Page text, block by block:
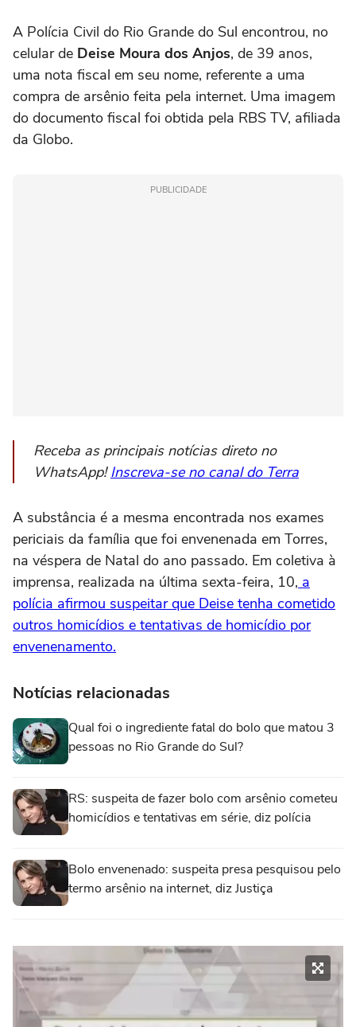
A Polícia Civil do Rio Grande do Sul encontrou, no
celular de Deise Moura dos Anjos, de 39 anos,
uma nota fiscal em seu nome, referente a uma
compra de arsênio feita pela internet. Uma imagem
do documento fiscal foi obtida pela RBS TV, afiliada
da Globo.
PUBLICIDADE
Receba as principais notícias direto no
WhatsApp!Inscreva-se no canal do Terra
A substância é a mesma encontrada nos exames
periciais da família que foi envenenada em Torres,
na véspera de Natal do ano passado. Em coletiva à
imprensa, realizada na última sexta-feira, 10, a
polícia afirmou suspeitar que Deise tenha cometido
outros homicídios e tentativas de homicídio por
envenenamento.
Notícias relacionadas
Qual foi o ingrediente fatal do bolo que matou 3
pessoas no Rio Grande do Sul?
RS: suspeita de fazer bolo com arsênio cometeu
homicídios e tentativas em série, diz polícia
Bolo envenenado: suspeita presa pesquisou pelo
termo arsênio na internet, diz Justiça